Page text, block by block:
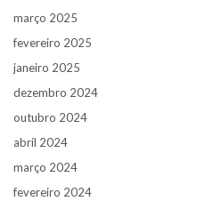
março 2025
fevereiro 2025
janeiro 2025
dezembro 2024
outubro 2024
abril 2024
março 2024
fevereiro 2024